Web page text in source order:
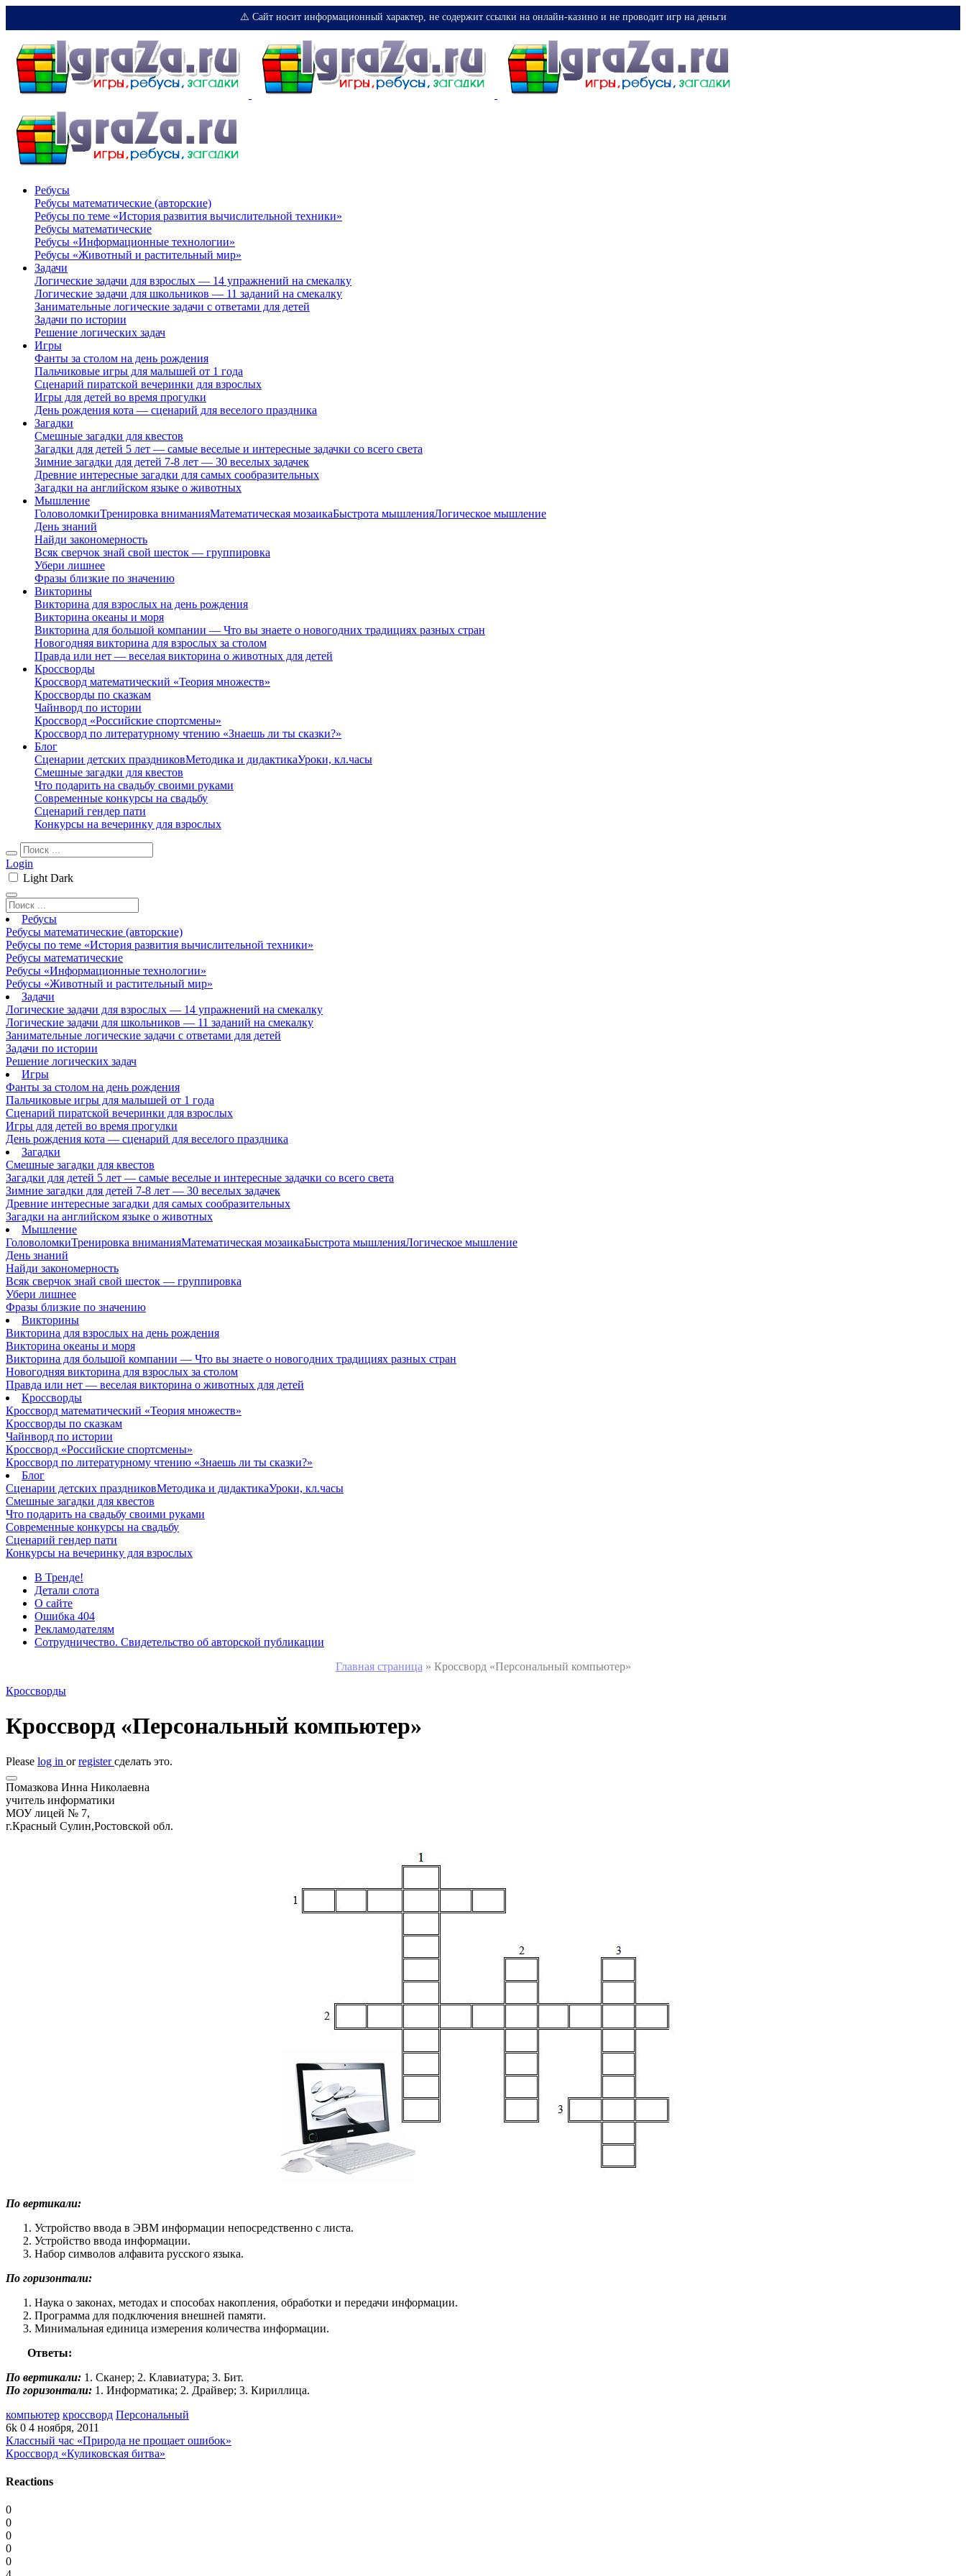
⚠️ Сайт носит информационный характер, не содержит ссылки на онлайн-казино и не проводит игр на деньги
Ребусы
Ребусы математические (авторские)
Ребусы по теме «История развития вычислительной техники»
Ребусы математические
Ребусы «Информационные технологии»
Ребусы «Животный и растительный мир»
Задачи
Логические задачи для взрослых — 14 упражнений на смекалку
Логические задачи для школьников — 11 заданий на смекалку
Занимательные логические задачи с ответами для детей
Задачи по истории
Решение логических задач
Игры
Фанты за столом на день рождения
Пальчиковые игры для малышей от 1 года
Сценарий пиратской вечеринки для взрослых
Игры для детей во время прогулки
День рождения кота — сценарий для веселого праздника
Загадки
Смешные загадки для квестов
Загадки для детей 5 лет — самые веселые и интересные задачки со всего света
Зимние загадки для детей 7-8 лет — 30 веселых задачек
Древние интересные загадки для самых сообразительных
Загадки на английском языке о животных
Мышление
ГоловоломкиТренировка вниманияМатематическая мозаикаБыстрота мышленияЛогическое мышление
День знаний
Найди закономерность
Всяк сверчок знай свой шесток — группировка
Убери лишнее
Фразы близкие по значению
Викторины
Викторина для взрослых на день рождения
Викторина океаны и моря
Викторина для большой компании — Что вы знаете о новогодних традициях разных стран
Новогодняя викторина для взрослых за столом
Правда или нет — веселая викторина о животных для детей
Кроссворды
Кроссворд математический «Теория множеств»
Кроссворды по сказкам
Чайнворд по истории
Кроссворд «Российские спортсмены»
Кроссворд по литературному чтению «Знаешь ли ты сказки?»
Блог
Сценарии детских праздниковМетодика и дидактикаУроки, кл.часы
Смешные загадки для квестов
Что подарить на свадьбу своими руками
Современные конкурсы на свадьбу
Сценарий гендер пати
Конкурсы на вечеринку для взрослых
Login
Light Dark
Ребусы
Ребусы математические (авторские)
Ребусы по теме «История развития вычислительной техники»
Ребусы математические
Ребусы «Информационные технологии»
Ребусы «Животный и растительный мир»
Задачи
Логические задачи для взрослых — 14 упражнений на смекалку
Логические задачи для школьников — 11 заданий на смекалку
Занимательные логические задачи с ответами для детей
Задачи по истории
Решение логических задач
Игры
Фанты за столом на день рождения
Пальчиковые игры для малышей от 1 года
Сценарий пиратской вечеринки для взрослых
Игры для детей во время прогулки
День рождения кота — сценарий для веселого праздника
Загадки
Смешные загадки для квестов
Загадки для детей 5 лет — самые веселые и интересные задачки со всего света
Зимние загадки для детей 7-8 лет — 30 веселых задачек
Древние интересные загадки для самых сообразительных
Загадки на английском языке о животных
Мышление
ГоловоломкиТренировка вниманияМатематическая мозаикаБыстрота мышленияЛогическое мышление
День знаний
Найди закономерность
Всяк сверчок знай свой шесток — группировка
Убери лишнее
Фразы близкие по значению
Викторины
Викторина для взрослых на день рождения
Викторина океаны и моря
Викторина для большой компании — Что вы знаете о новогодних традициях разных стран
Новогодняя викторина для взрослых за столом
Правда или нет — веселая викторина о животных для детей
Кроссворды
Кроссворд математический «Теория множеств»
Кроссворды по сказкам
Чайнворд по истории
Кроссворд «Российские спортсмены»
Кроссворд по литературному чтению «Знаешь ли ты сказки?»
Блог
Сценарии детских праздниковМетодика и дидактикаУроки, кл.часы
Смешные загадки для квестов
Что подарить на свадьбу своими руками
Современные конкурсы на свадьбу
Сценарий гендер пати
Конкурсы на вечеринку для взрослых
В Тренде!
Детали слота
О сайте
Ошибка 404
Рекламодателям
Сотрудничество. Свидетельство об авторской публикации
Главная страница » Кроссворд «Персональный компьютер»
Кроссворды
Кроссворд «Персональный компьютер»
Please log in orregisterсделать это.
Помазкова Инна Николаевна
учитель информатики
МОУ лицей № 7,
г.Красный Сулин,Ростовской обл.
По вертикали:
Устройство ввода в ЭВМ информации непосредственно с листа.
Устройство ввода информации.
Набор символов алфавита русского языка.
По горизонтали:
Наука о законах, методах и способах накопления, обработки и передачи информации.
Программа для подключения внешней памяти.
Минимальная единица измерения количества информации.
Ответы:
По вертикали: 1. Сканер; 2. Клавиатура; 3. Бит.
По горизонтали: 1. Информатика; 2. Драйвер; 3. Кириллица.
компьютер кроссворд Персональный
6k 0 4 ноября, 2011
Классный час «Природа не прощает ошибок»
Кроссворд «Куликовская битва»
Reactions
0
0
0
0
0